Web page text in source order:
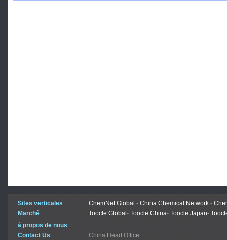
Sites verticales ChemNet Global - China Chemical Network -
Marché
Toocle Global - Toocle China- Toocle Japan-
à propos de nous
Contact Us
China Head Office: